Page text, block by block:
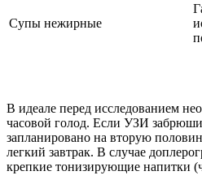
Супы нежирные
В идеале перед исследованием
часовой голод. Если УЗИ
запланировано на вторую
легкий завтрак. В случае
крепкие тонизирующие напитки